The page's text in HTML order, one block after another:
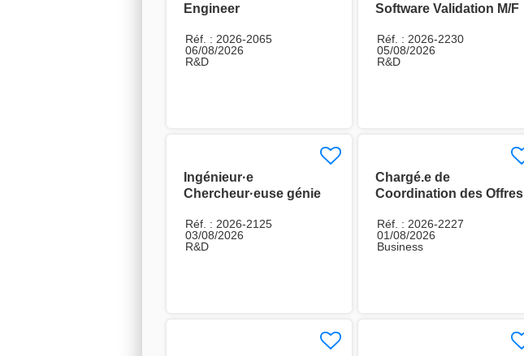
Engineer
Réf. : 2026-2065
06/08/2026
R&D
Software Validation M/F
Réf. : 2026-2230
05/08/2026
R&D
Ingénieur·e
Chercheur·euse génie
Réf. : 2026-2125
03/08/2026
R&D
Chargé.e de
Coordination des Offres
Réf. : 2026-2227
01/08/2026
Business